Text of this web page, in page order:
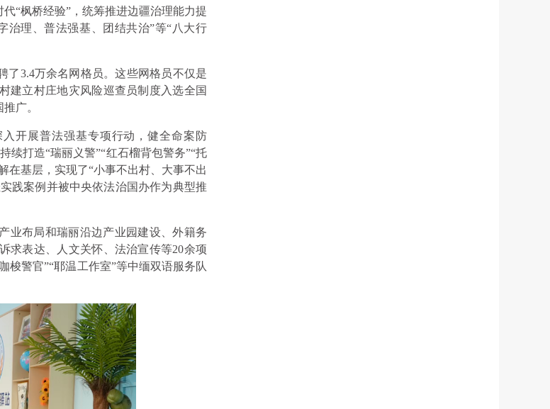
“枫桥经验”，统筹推进边疆治理能力提
治理、普法强基、团结共治”等“八大行
了3.4万余名网格员。这些网格员不仅是
建立村庄地灾风险巡查员制度入选全国
广。
开展普法强基专项行动，健全命案防
续打造“瑞丽义警”“红石榴背包警务”“托
在基层，实现了“小事不出村、大事不出
践案例并被中央依法治国办作为典型推
业布局和瑞丽沿边产业园建设、外籍务
求表达、人文关怀、法治宣传等20余项
梭警官”“耶温工作室”等中缅双语服务队